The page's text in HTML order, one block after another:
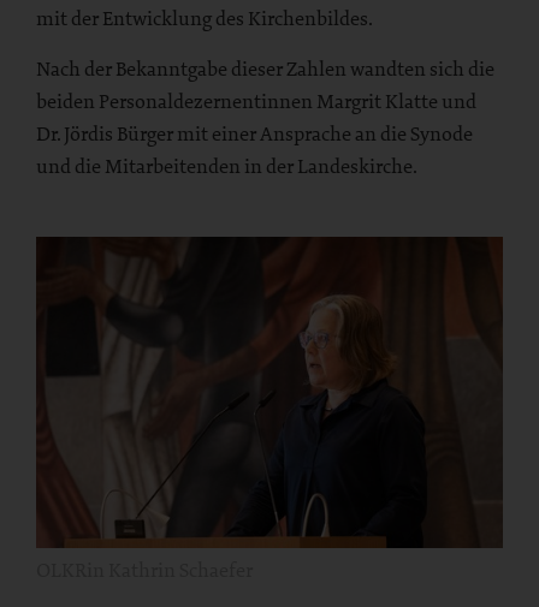
mit der Entwicklung des Kirchenbildes.
Nach der Bekanntgabe dieser Zahlen wandten sich die
beiden Personaldezernentinnen Margrit Klatte und
Dr. Jördis Bürger mit einer Ansprache an die Synode
und die Mitarbeitenden in der Landeskirche.